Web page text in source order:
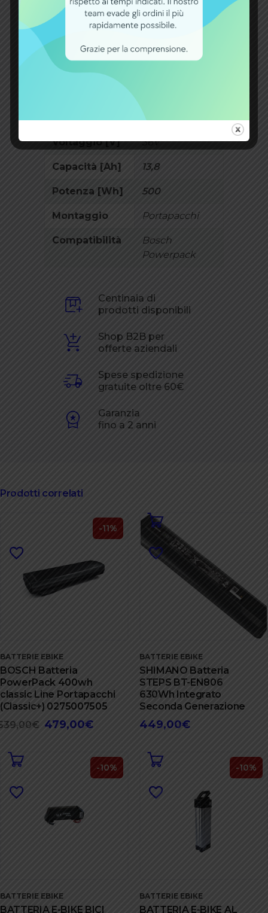
INFORMAZIONI AGGIUNTIVE
Produttore Bosch
Applicazione
Tecnologia LiIon
Voltaggio [V] 36V
Capacità [Ah] 13,8
Potenza [Wh] 500
Montaggio Portapacchi
Compatibilità
Bosch
Powerpack
Centinaia di
prodotti disponibili
Shop B2B per
offerte aziendali
Spese spedizione
gratuite oltre 60€
Garanzia
fino a 2 anni
Prodotti correlati
-11%
BATTERIE EBIKE
BOSCH Batteria
PowerPack 400wh
classic Line Portapacchi
(Classic+) 0275007505
€ Il
479,00€
è:
479,00€.
BATTERIE EBIKE
SHIMANO Batteria
STEPS BT-EN806
630Wh Integrato
Seconda Generazione
449,00€
-10%
BATTERIE EBIKE
BATTERIA E-BIKE BICI
-10%
BATTERIE EBIKE
BATTERIA E-BIKE AL